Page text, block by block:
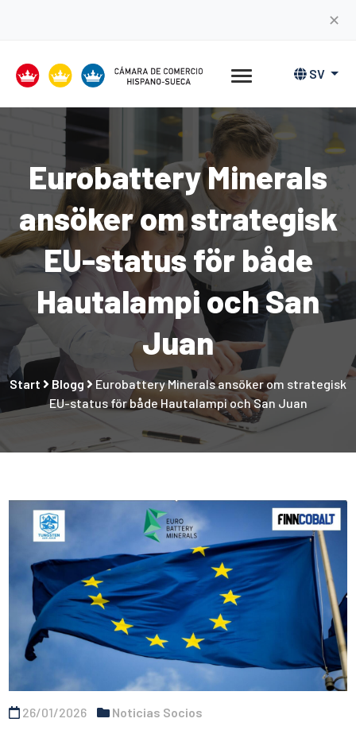
✕
SV
Eurobattery Minerals
ansöker om strategisk
EU-status för både
Hautalampi och San
Juan
Start Blogg
Eurobattery Minerals ansöker om strategisk
EU-status för både Hautalampi och San Juan
26/01/2026 Noticias Socios